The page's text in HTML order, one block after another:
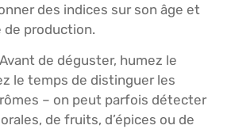
des indices sur son âge et
de production.
de déguster, humez le
le temps de distinguer les
– on peut parfois détecter
de fruits, d’épices ou de